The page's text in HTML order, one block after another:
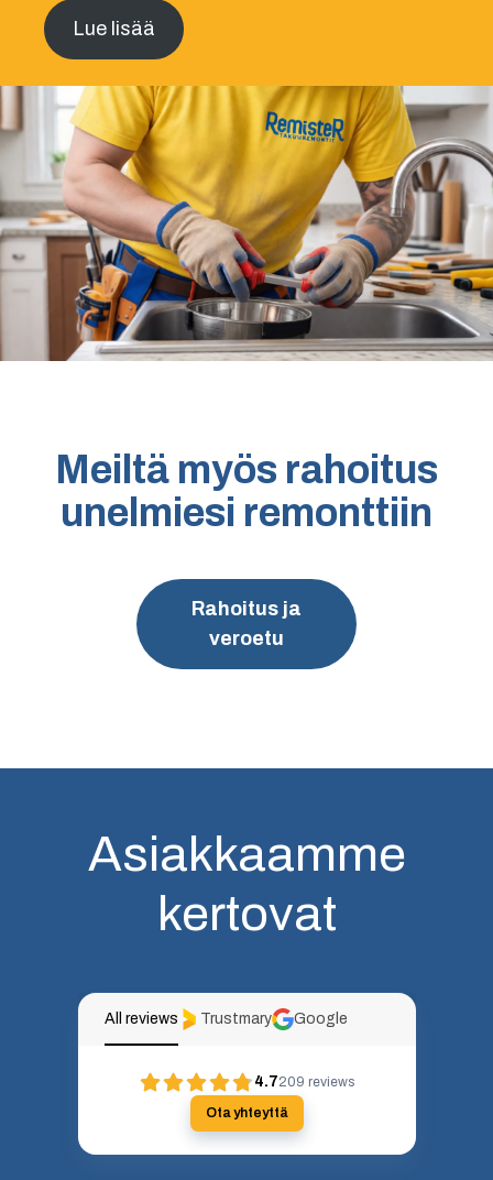
Lue lisää
Meiltä myös rahoitus
unelmiesi remonttiin
Rahoitus ja
veroetu
Asiakkaamme
kertovat
All reviews Trustmary Google
4.7209 reviews
Ota yhteyttä